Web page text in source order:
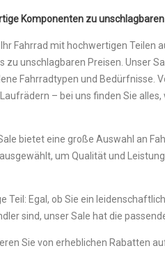
Komponenten zu
Fahrrad mit hochwertigen Teilen
zu unschlagbaren Preisen. Unser
Fahrradtypen und Bedürfnisse.
– bei uns finden Sie
bietet eine große Auswahl an
um Qualität und
Teil: Egal, ob Sie ein
sind, unser Sale hat die
Sie von erheblichen Rabatten